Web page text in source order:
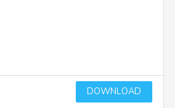
DOWNLOAD